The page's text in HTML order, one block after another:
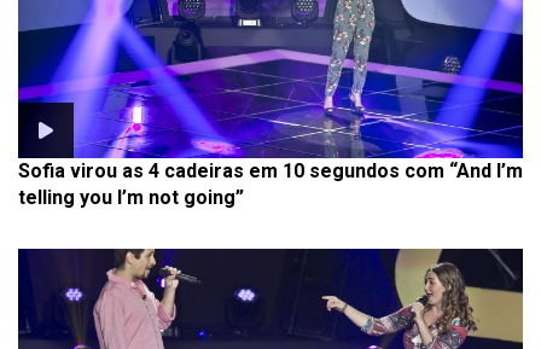
Sofia virou as 4 cadeiras em 10 segundos com “And I’m
telling you I’m not going”